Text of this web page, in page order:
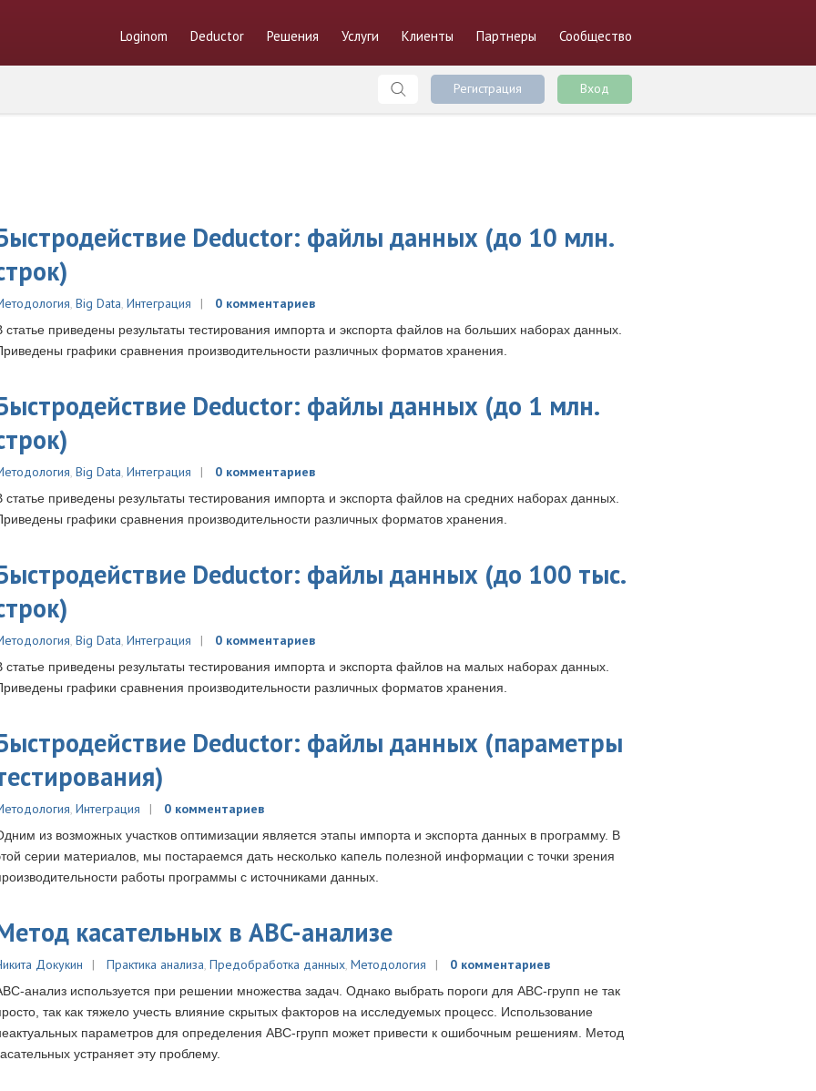
Loginom Deductor Решения Услуги Клиенты Партнеры Сообщество
Регистрация Вход
Deductor: файлы данных (до 10 млн.
, Big Data, Интеграция 0 комментариев
статье приведены результаты тестирования импорта и экспорта файлов на больших наборах данных.
графики сравнения производительности различных форматов хранения.
Deductor: файлы данных (до 1 млн.
, Big Data, Интеграция 0 комментариев
статье приведены результаты тестирования импорта и экспорта файлов на средних наборах данных.
графики сравнения производительности различных форматов хранения.
Deductor: файлы данных (до 100 тыс.
, Big Data, Интеграция 0 комментариев
статье приведены результаты тестирования импорта и экспорта файлов на малых наборах данных.
графики сравнения производительности различных форматов хранения.
Deductor: файлы данных (параметры
, Интеграция 0 комментариев
из возможных участков оптимизации является этапы импорта и экспорта данных в программу. В
серии материалов, мы постараемся дать несколько капель полезной информации с точки зрения
работы программы с источниками данных.
касательных в ABC-анализе
Докукин Практика анализа, Предобработка данных, Методология 0 комментариев
анализ используется при решении множества задач. Однако выбрать пороги для ABC-групп не так
так как тяжело учесть влияние скрытых факторов на исследуемых процесс. Использование
параметров для определения ABC-групп может привести к ошибочным решениям. Метод
устраняет эту проблему.